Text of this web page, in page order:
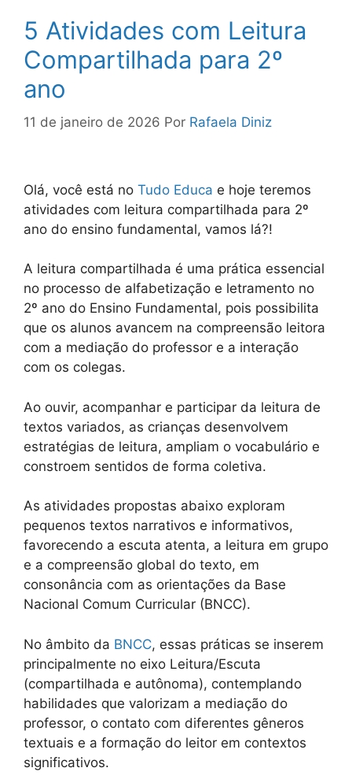
5 Atividades com Leitura
Compartilhada para 2º
ano
11 de janeiro de 2026 Por Rafaela Diniz
Olá, você está no Tudo Educa e hoje teremos
atividades com leitura compartilhada para 2º
ano do ensino fundamental, vamos lá?!
A leitura compartilhada é uma prática essencial
no processo de alfabetização e letramento no
2º ano do Ensino Fundamental, pois possibilita
que os alunos avancem na compreensão leitora
com a mediação do professor e a interação
com os colegas.
Ao ouvir, acompanhar e participar da leitura de
textos variados, as crianças desenvolvem
estratégias de leitura, ampliam o vocabulário e
constroem sentidos de forma coletiva.
As atividades propostas abaixo exploram
pequenos textos narrativos e informativos,
favorecendo a escuta atenta, a leitura em grupo
e a compreensão global do texto, em
consonância com as orientações da Base
Nacional Comum Curricular (BNCC).
No âmbito da BNCC, essas práticas se inserem
principalmente no eixo Leitura/Escuta
(compartilhada e autônoma), contemplando
habilidades que valorizam a mediação do
professor, o contato com diferentes gêneros
textuais e a formação do leitor em contextos
significativos.